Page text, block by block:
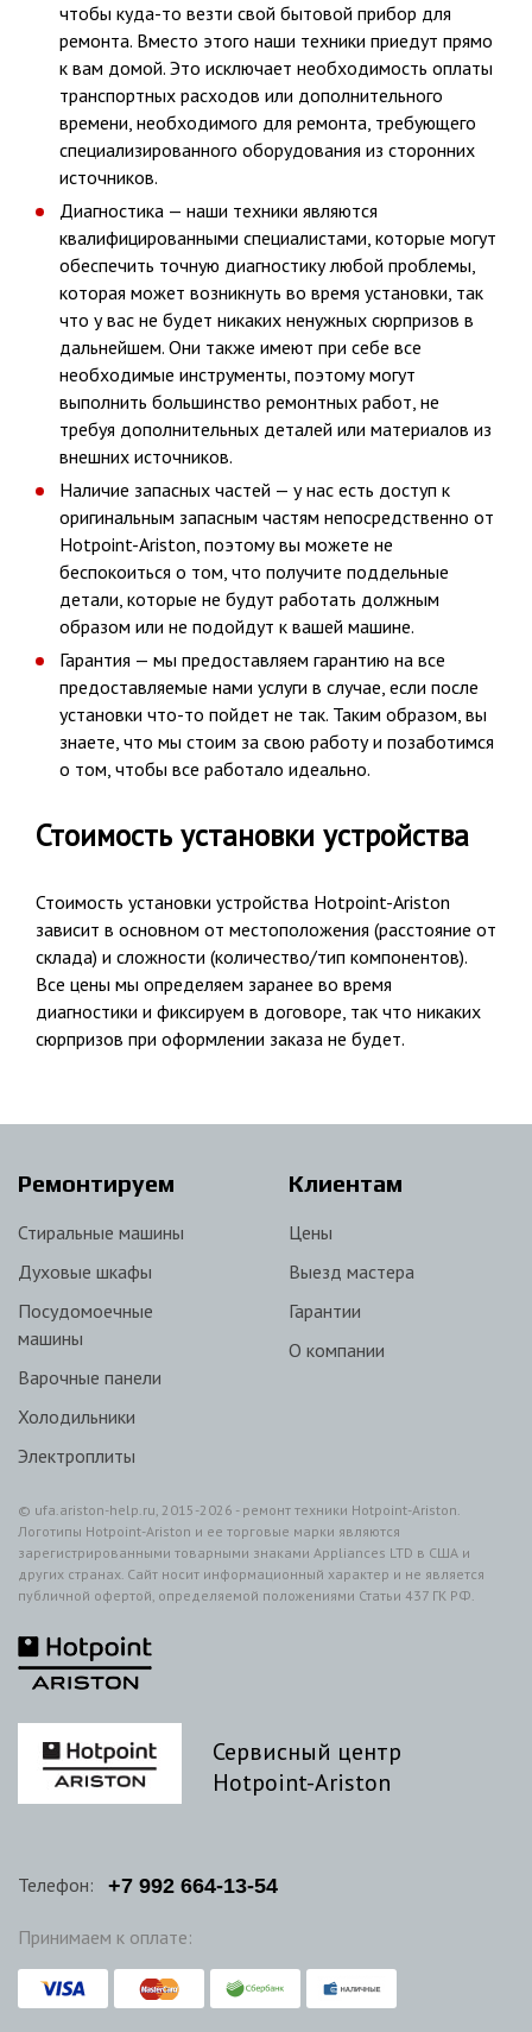
чтобы куда-то везти свой бытовой прибор для
ремонта. Вместо этого наши техники приедут прямо
к вам домой. Это исключает необходимость оплаты
транспортных расходов или дополнительного
времени, необходимого для ремонта, требующего
специализированного оборудования из сторонних
источников.
Диагностика — наши техники являются
квалифицированными специалистами, которые могут
обеспечить точную диагностику любой проблемы,
которая может возникнуть во время установки, так
что у вас не будет никаких ненужных сюрпризов в
дальнейшем. Они также имеют при себе все
необходимые инструменты, поэтому могут
выполнить большинство ремонтных работ, не
требуя дополнительных деталей или материалов из
внешних источников.
Наличие запасных частей — у нас есть доступ к
оригинальным запасным частям непосредственно от
Hotpoint-Ariston, поэтому вы можете не
беспокоиться о том, что получите поддельные
детали, которые не будут работать должным
образом или не подойдут к вашей машине.
Гарантия — мы предоставляем гарантию на все
предоставляемые нами услуги в случае, если после
установки что-то пойдет не так. Таким образом, вы
знаете, что мы стоим за свою работу и позаботимся
о том, чтобы все работало идеально.
Стоимость установки устройства
Стоимость установки устройства Hotpoint-Ariston
зависит в основном от местоположения (расстояние от
склада) и сложности (количество/тип компонентов).
Все цены мы определяем заранее во время
диагностики и фиксируем в договоре, так что никаких
сюрпризов при оформлении заказа не будет.
Ремонтируем
Стиральные машины
Духовые шкафы
Посудомоечные
машины
Варочные панели
Холодильники
Электроплиты
Клиентам
Цены
Выезд мастера
Гарантии
О компании
© ufa.ariston-help.ru, 2015-2026 - ремонт техники Hotpoint-Ariston.
Логотипы Hotpoint-Ariston и ее торговые марки являются
зарегистрированными товарными знаками Appliances LTD в США и
других странах. Сайт носит информационный характер и не является
публичной офертой, определяемой положениями Статьи 437 ГК РФ.
Сервисный центр
Hotpoint-Ariston
Телефон: +7 992 664-13-54
Принимаем к оплате: